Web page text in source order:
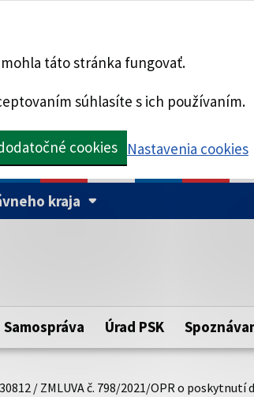
táto stránka fungovať.
súhlasíte s ich používaním.
cookies Nastavenia cookies
kraja
samosprávneho kraja.
Táto
https://
Samospráva Úrad PSK
30812 / ZMLUVA č. 798/2021/OPR o poskytnutí